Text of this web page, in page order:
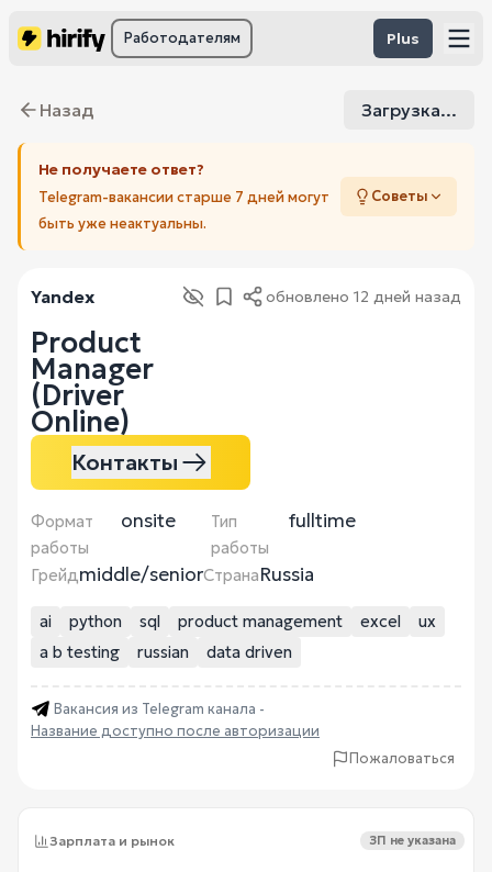
Работодателям Plus
Назад Загрузка...
Не получаете ответ?
Telegram-вакансии старше 7 дней могут
быть уже неактуальны.
Советы
Yandex обновлено 12 дней назад
Product
Manager
(Driver
Online)
Контакты
Формат
работы
onsite
Тип
работы
fulltime
Грейдmiddle/seniorСтранаRussia
ai python sql product management excel
ux
a b testing
russian data driven
Вакансия из Telegram канала -
Название доступно после авторизации
Пожаловаться
Зарплата и рынок ЗП не указана